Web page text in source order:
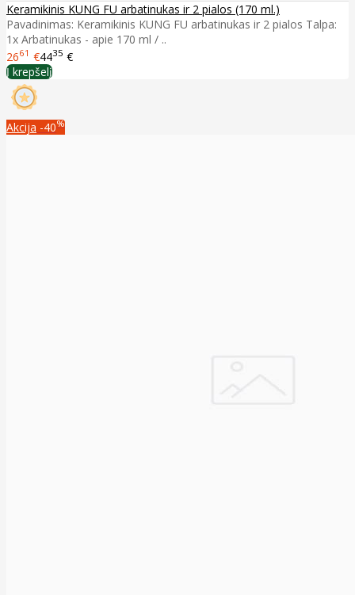
Keramikinis KUNG FU arbatinukas ir 2 pialos (170 ml.)
Pavadinimas: Keramikinis KUNG FU arbatinukas ir 2 pialos Talpa:
1x Arbatinukas - apie 170 ml / ..
2661 €4435 €
Į krepšelį
Akcija -40%